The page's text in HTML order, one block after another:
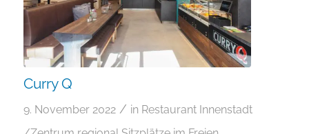
Curry Q
9. November 2022 / in Restaurant Innenstadt